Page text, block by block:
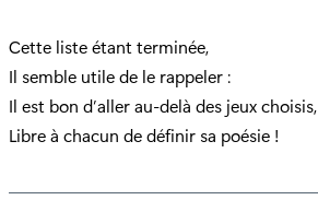
Cette liste étant terminée,
Il semble utile de le rappeler :
Il est bon d’aller au-delà des jeux choisis,
Libre à chacun de définir sa poésie !